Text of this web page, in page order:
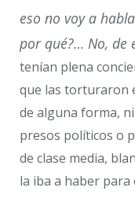
eso no voy a
por qué?… No, de
tenían plena
que las torturaron
de alguna forma,
presos políticos o
de clase media,
la iba a haber para